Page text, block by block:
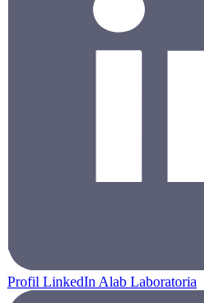
Profil LinkedIn Alab Laboratoria